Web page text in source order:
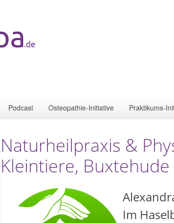
Podcast Osteopathie-Initiative Praktikums-
Naturheilpraxis &
Kleintiere, Buxtehude
Im